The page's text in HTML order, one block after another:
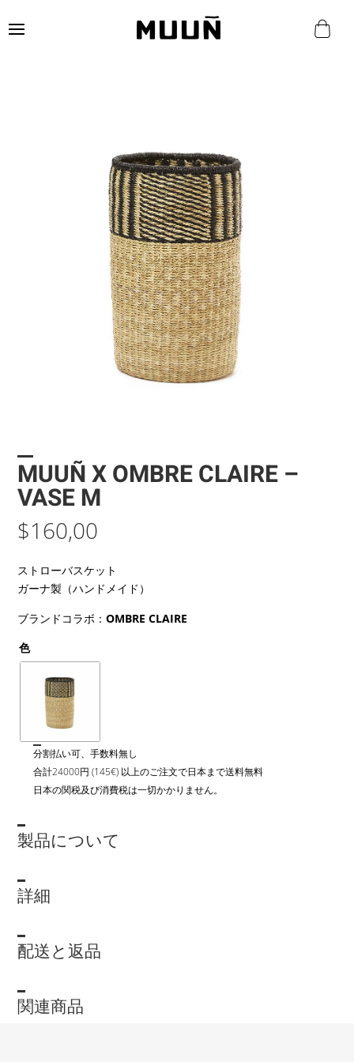
MUUÑ X OMBRE CLAIRE –
VASE M
$160,00
ストローバスケット
ガーナ製（ハンドメイド）
ブランドコラボ：OMBRE CLAIRE
色
分割払い可、手数料無し
合計24000円 (145€) 以上のご注文で日本まで送料無料
日本の関税及び消費税は一切かかりません。
製品について
詳細
配送と返品
関連商品